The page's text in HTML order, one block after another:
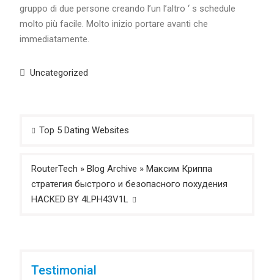
gruppo di due persone creando l’un l’altro ‘ s schedule
molto più facile. Molto inizio portare avanti che
immediatamente.
Uncategorized
PostTop 5 Dating Websites
RouterTech » Blog Archive » Максим Криппа
стратегия быстрого и безопасного похудения
HACKED BY 4LPH43V1L
Testimonial